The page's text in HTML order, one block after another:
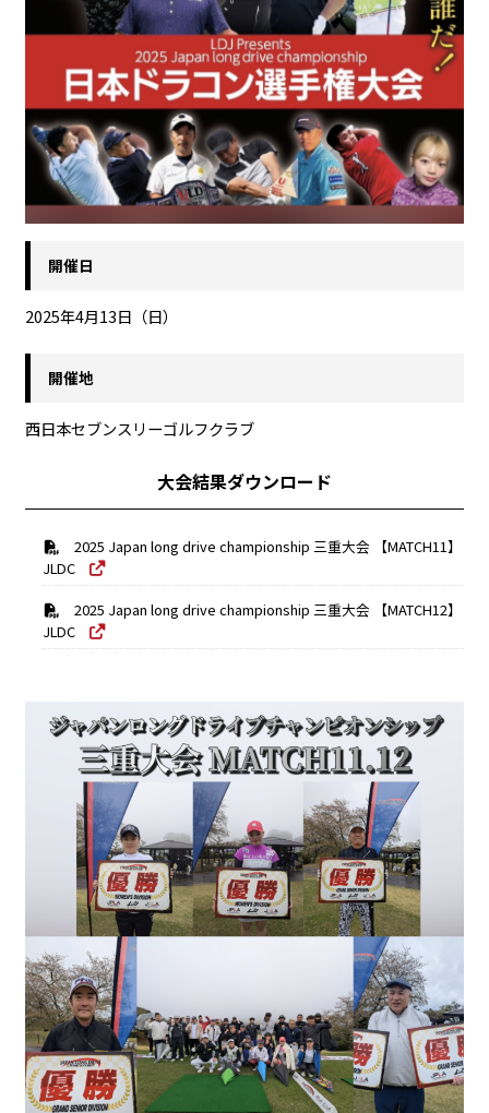
開催日
2025年4月13日（日）
開催地
西日本セブンスリーゴルフクラブ
大会結果ダウンロード
2025 Japan long drive championship 三重大会 【MATCH11】
JLDC
2025 Japan long drive championship 三重大会 【MATCH12】
JLDC